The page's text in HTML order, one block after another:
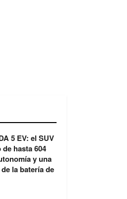
5 EV: el SUV
hasta 604
y una
la batería de